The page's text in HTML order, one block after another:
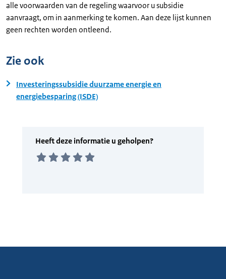
alle voorwaarden van de regeling waarvoor u subsidie
aanvraagt, om in aanmerking te komen. Aan deze lijst kunnen
geen rechten worden ontleend.
Zie ook
Investeringssubsidie duurzame energie en
energiebesparing (ISDE)